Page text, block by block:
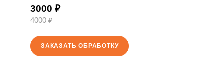
3000 ₽
4000 ₽
ЗАКАЗАТЬ ОБРАБОТКУ